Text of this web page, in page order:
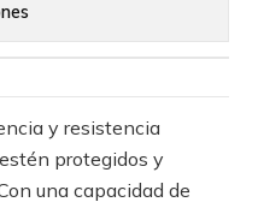
y resistencia
protegidos y
una capacidad de